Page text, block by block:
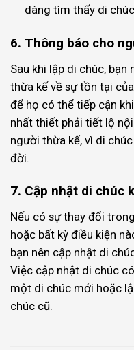
dàng tìm thấy di
6. Thông báo cho
Sau khi lập di chúc,
thừa kế về sự tồn tại
để họ có thể tiếp cận
nhất thiết phải tiết lộ
người thừa kế, vì di
đời.
7. Cập nhật di chúc
Nếu có sự thay đổi
hoặc bất kỳ điều kiện
bạn nên cập nhật di
Việc cập nhật di chúc
một di chúc mới hoặc
chúc cũ.